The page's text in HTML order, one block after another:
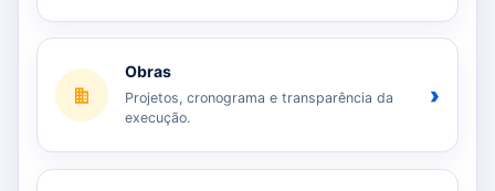
Obras
Projetos, cronograma e transparência da
execução.
›